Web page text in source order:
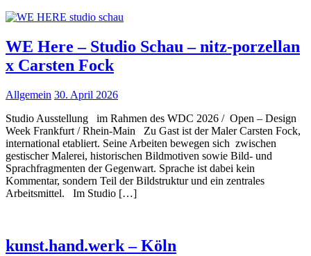
WE Here – Studio Schau – nitz-porzellan
x Carsten Fock
Allgemein 30. April 2026
Studio Ausstellung im Rahmen des WDC 2026 / Open – Design
Week Frankfurt / Rhein-Main Zu Gast ist der Maler Carsten Fock,
international etabliert. Seine Arbeiten bewegen sich zwischen
gestischer Malerei, historischen Bildmotiven sowie Bild- und
Sprachfragmenten der Gegenwart. Sprache ist dabei kein
Kommentar, sondern Teil der Bildstruktur und ein zentrales
Arbeitsmittel. Im Studio […]
kunst.hand.werk – Köln